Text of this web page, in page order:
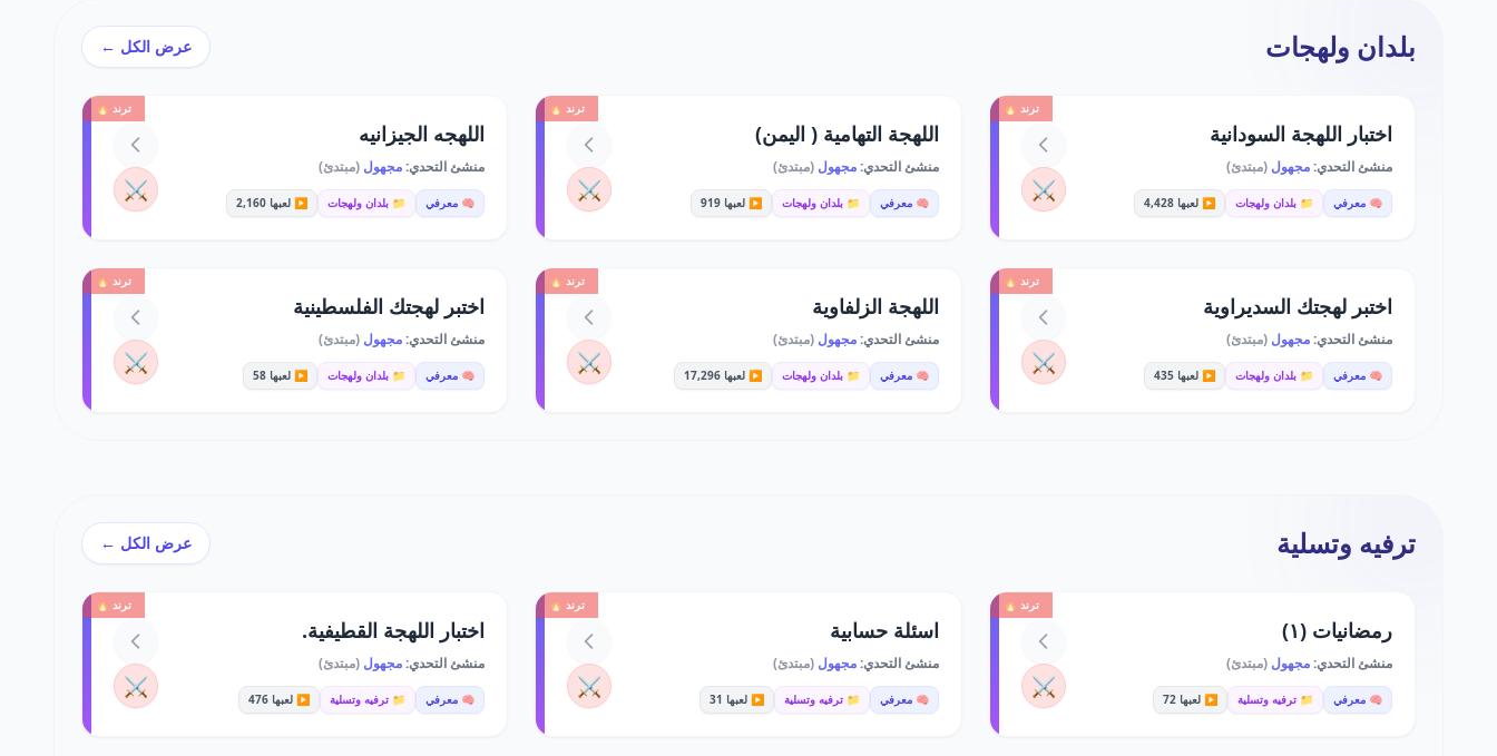
بلدان ولهجات عرض الكل ←
ترند 🔥
اختبار اللهجة السودانية
منشئ التحدي:مجهول (مبتدئ)
🧠 معرفي 📁 بلدان ولهجات ▶️ لعبها 4,428 ⚔️
ترند 🔥
اللهجة التهامية ( اليمن)
منشئ التحدي:مجهول(مبتدئ)
🧠 معرفي 📁 بلدان ولهجات ▶️ لعبها 919 ⚔️
ترند 🔥
اللهجه الجيزانيه
منشئ التحدي:مجهول (مبتدئ)
🧠 معرفي 📁 بلدان ولهجات ▶️ لعبها 2,160 ⚔️
ترند 🔥
اختبر لهجتك السديراوية
منشئ التحدي:مجهول (مبتدئ)
🧠 معرفي 📁 بلدان ولهجات ▶️ لعبها 435 ⚔️
ترند 🔥
اللهجة الزلفاوية
منشئ التحدي:مجهول(مبتدئ)
🧠 معرفي 📁 بلدان ولهجات ▶️ لعبها 17,296 ⚔️
ترند 🔥
اختبر لهجتك الفلسطينية
منشئ التحدي:مجهول (مبتدئ)
🧠 معرفي 📁 بلدان ولهجات ▶️ لعبها 58 ⚔️
ترفيه وتسلية عرض الكل ←
ترند 🔥
رمضانيات (١)
منشئ التحدي:مجهول (مبتدئ)
🧠 معرفي 📁 ترفيه وتسلية ▶️ لعبها 72 ⚔️
ترند 🔥
اسئلة حسابية
منشئ التحدي:مجهول(مبتدئ)
🧠 معرفي 📁 ترفيه وتسلية ▶️ لعبها 31 ⚔️
ترند 🔥
اختبار اللهجة القطيفية.
منشئ التحدي:مجهول (مبتدئ)
🧠 معرفي 📁 ترفيه وتسلية ▶️ لعبها 476 ⚔️